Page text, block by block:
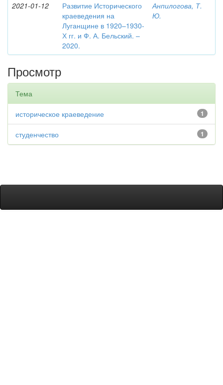
2021-01-12
Развитие Исторического
краеведения на
Луганщине в 1920–1930-
Х гг. и Ф. А. Бельский. –
2020.
Анпилогова, Т.
Ю.
Просмотр
Тема
1
историческое краеведение
1
студенчество